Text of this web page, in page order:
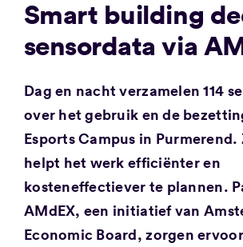
Smart building
sensordata via
Dag en nacht verzamelen 114
over het gebruik en de
Esports Campus in
helpt het werk efficiënter en
kosteneffectiever te plannen.
AMdEX, een initiatief van
Economic Board, zorgen